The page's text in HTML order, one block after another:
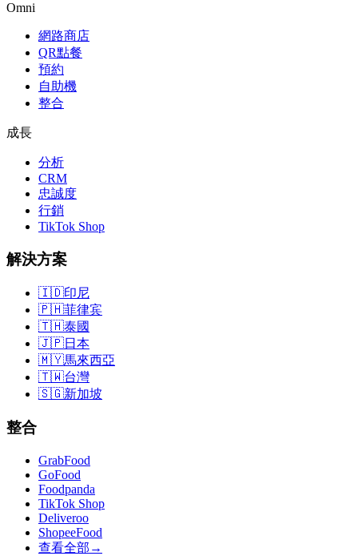
Omni
網路商店
QR點餐
預約
自助機
整合
成長
分析
CRM
忠誠度
行銷
TikTok Shop
解決方案
🇮🇩印尼
🇵🇭菲律宾
🇹🇭泰國
🇯🇵日本
🇲🇾馬來西亞
🇹🇼台灣
🇸🇬新加坡
整合
GrabFood
GoFood
Foodpanda
TikTok Shop
Deliveroo
ShopeeFood
查看全部 →